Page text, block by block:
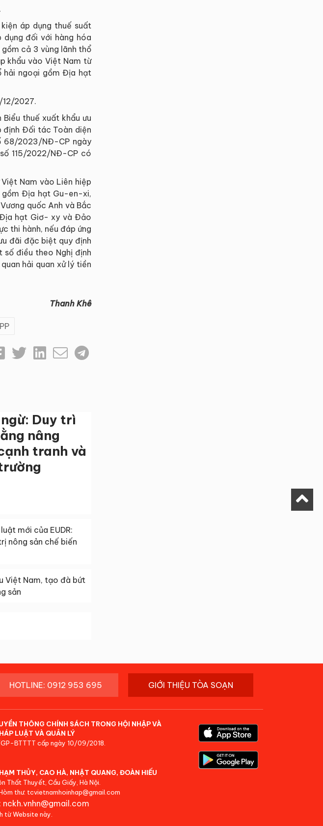
áp dụng thuế suất
đối với hàng hóa
cả 3 vùng lãnh thổ
khẩu vào Việt Nam từ
hải ngoại gồm Địa hạt
12/2027.
thuế xuất khẩu ưu
định Đối tác Toàn diện
68/2023/NĐ-CP ngày
115/2022/NĐ-CP có
Nam vào Liên hiệp
gồm Địa hạt Gu-en-xi,
quốc Anh và Bắc
hạt Giơ- xy và Đảo
thi hành, nếu đáp ứng
đãi đặc biệt quy định
số điều theo Nghị định
hải quan xử lý tiền
Thanh Khê
Duy trì
nâng
tranh và
mới của EUDR:
nông sản chế biến
Việt Nam, tạo đà bứt
sản
HOTLINE: 0912 953 695 GIỚI THIỆU TÒA SOẠN
THÔNG CHÍNH SÁCH TRONG HỘI NHẬP VÀ
LUẬT VÀ QUẢN LÝ
BTTTT cấp ngày 10/09/2018.
THỦY, CAO HÀ, NHẬT QUANG, ĐOÀN HIẾU
Thất Thuyết, Cầu Giấy, Hà Nội.
thư: tcvietnamhoinhap@gmail.com
nckh.vnhn@gmail.com
từ Website này.